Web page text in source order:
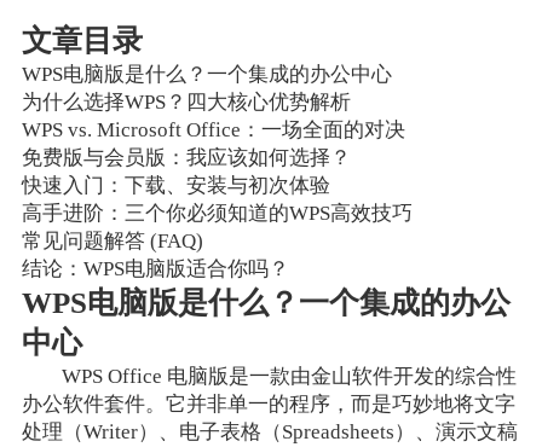
文章目录
WPS电脑版是什么？一个集成的办公中心
为什么选择WPS？四大核心优势解析
WPS vs. Microsoft Office：一场全面的对决
免费版与会员版：我应该如何选择？
快速入门：下载、安装与初次体验
高手进阶：三个你必须知道的WPS高效技巧
常见问题解答 (FAQ)
结论：WPS电脑版适合你吗？
WPS电脑版是什么？一个集成的办公
中心
WPS Office 电脑版是一款由金山软件开发的综合性
办公软件套件。它并非单一的程序，而是巧妙地将文字
处理（Writer）、电子表格（Spreadsheets）、演示文稿